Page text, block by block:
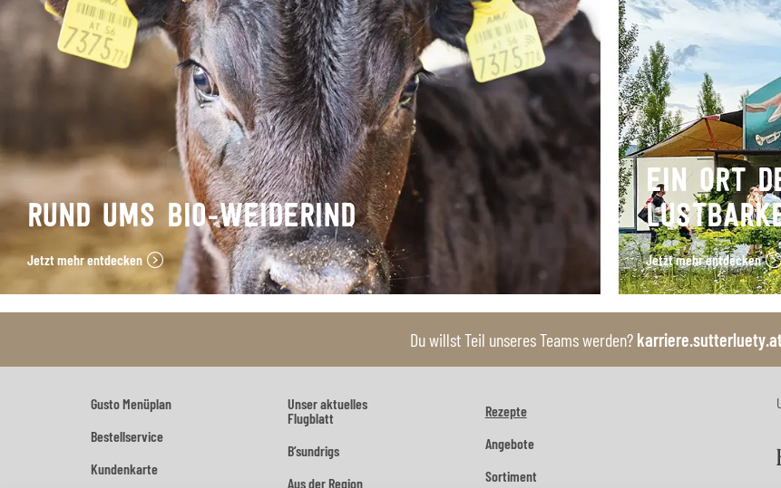
RUND UMS BIO-WEIDERIND
Jetzt mehr entdecken
EIN ORT
Jetzt mehr entdecken
Du willst Teil unseres Teams werden?
Gusto Menüplan
Bestellservice
Kundenkarte
Unser aktuelles
Flugblatt
B’sundrigs
Aus der Region
Rezepte
Angebote
Sortiment